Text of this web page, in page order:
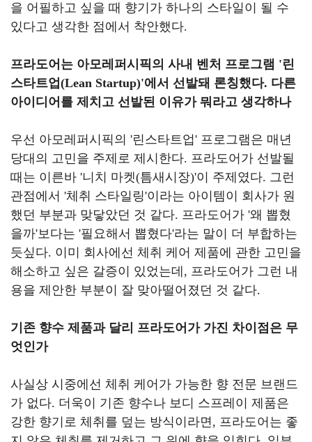
을 어필하고 싶을 때 향기가 하나의 스타일이 될 수
있다고 생각한 점에서 착안했다.
프라도어는 아모레퍼시픽의 사내 벤처 프로그램 '린
스타트업 (Lean Startup)'에서 선발돼 론칭했다. 다른
아이디어를 제치고 선발된 이유가 뭐라고 생각하나
우선 아모레퍼시픽의 '린스타트업' 프로그램은 매년
당대의 고민을 주제로 제시한다. 프라도어가 선발될
때는 이른바 '니치 마켓(틈새시장)'이 주제였다. 그런
관점에서 '체취 스타일링'이라는 아이템이 회사가 원
했던 부분과 맞닿았던 것 같다. 프라도어가 '왜 뽑혔
을까'보다는 '필요해서 뽑혔다'라는 말이 더 부합하는
듯싶다. 이미 회사에선 체취 케어 제품에 관한 고민을
해소하고 싶은 갈증이 있었는데 , 프라도어가 그런 내
용을 제안한 부분이 잘 맞아떨어졌던 것 같다.
기존 향수 제품과 달리 프라도어가 가진 차이점은 무
엇인가
사실상 시중에선 체취 케어가 가능한 향 전문 브랜드
가 없다. 더욱이 기존 향수나 보디 스프레이 제품은
강한 향기로 체취를 덮는 방식이라면, 프라도어는 좋